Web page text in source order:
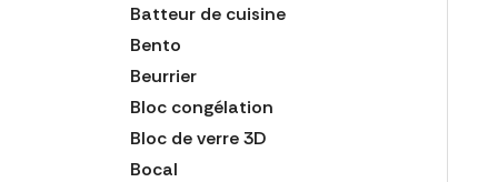
Batteur de cuisine
Bento
Beurrier
Bloc congélation
Bloc de verre 3D
Bocal